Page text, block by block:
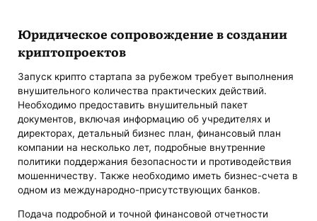
Юридическое сопровождение в создании
криптопроектов
Запуск крипто стартапа за рубежом требует выполнения
внушительного количества практических действий.
Необходимо предоставить внушительный пакет
документов, включая информацию об учредителях и
директорах, детальный бизнес план, финансовый план
компании на несколько лет, подробные внутренние
политики поддержания безопасности и противодействия
мошенничеству. Также необходимо иметь бизнес-счета в
одном из международно-присутствующих банков.
Подача подробной и точной финансовой отчетности